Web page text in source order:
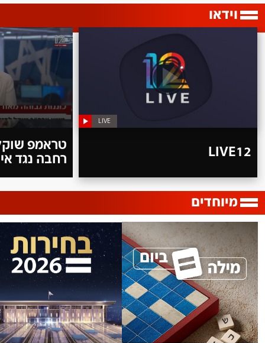
וידאו
LIVE
LIVE12
טראמפ
רחבה נגד
מיוחדים